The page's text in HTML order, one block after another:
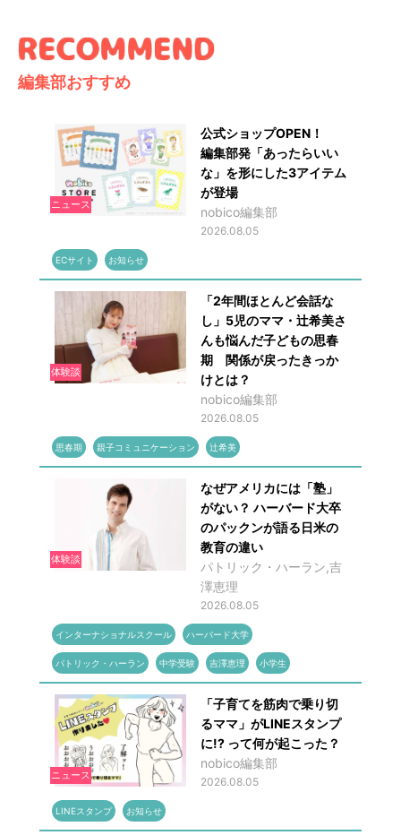
編集部おすすめ
ニュース
公式ショップOPEN！
編集部発「あったらいい
な」を形にした3アイテム
が登場
nobico編集部
2026.08.05
ECサイト お知らせ
体験談
「2年間ほとんど会話な
し」5児のママ・辻希美さ
んも悩んだ子どもの思春
期 関係が戻ったきっか
けとは？
nobico編集部
2026.08.05
思春期 親子コミュニケーション 辻希美
体験談
なぜアメリカには「塾」
がない？ ハーバード大卒
のパックンが語る日米の
教育の違い
パトリック・ハーラン,吉
澤恵理
2026.08.05
インターナショナルスクール ハーバード大学
パトリック・ハーラン 中学受験 吉澤恵理 小学生
ニュース
「子育てを筋肉で乗り切
るママ」がLINEスタンプ
に!? って何が起こった？
nobico編集部
2026.08.05
LINEスタンプ お知らせ